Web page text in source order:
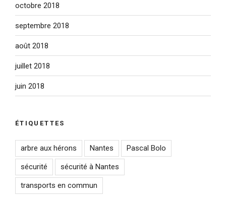
octobre 2018
septembre 2018
août 2018
juillet 2018
juin 2018
ÉTIQUETTES
arbre aux hérons Nantes Pascal Bolo
sécurité sécurité à Nantes
transports en commun